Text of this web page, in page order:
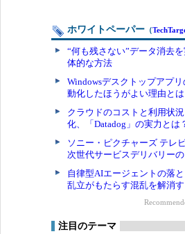
ホワイトペーパー （
“何も残さない”データ消去
体的な方法
Windowsデスクトップアプ
動化したほうがよい理由とは
クラウドのコストと利用状
化、「Datadog」の実力とは
ソニー・ピクチャーズ テレ
次世代サービスデリバリーの
自律型AIエージェントの落
乱立がもたらす混乱を解消す
注目のテーマ